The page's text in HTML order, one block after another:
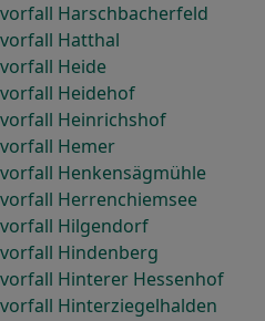
Harschbacherfeld
Hatthal
Heide
Heidehof
Heinrichshof
Hemer
Henkensägmühle
Herrenchiemsee
Hilgendorf
Hindenberg
Hinterer Hessenhof
Hinterziegelhalden